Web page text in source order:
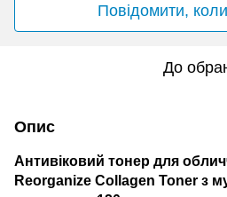
Повідомити,
До
Опис
Антивіковий тонер для
Reorganize Collagen Toner з